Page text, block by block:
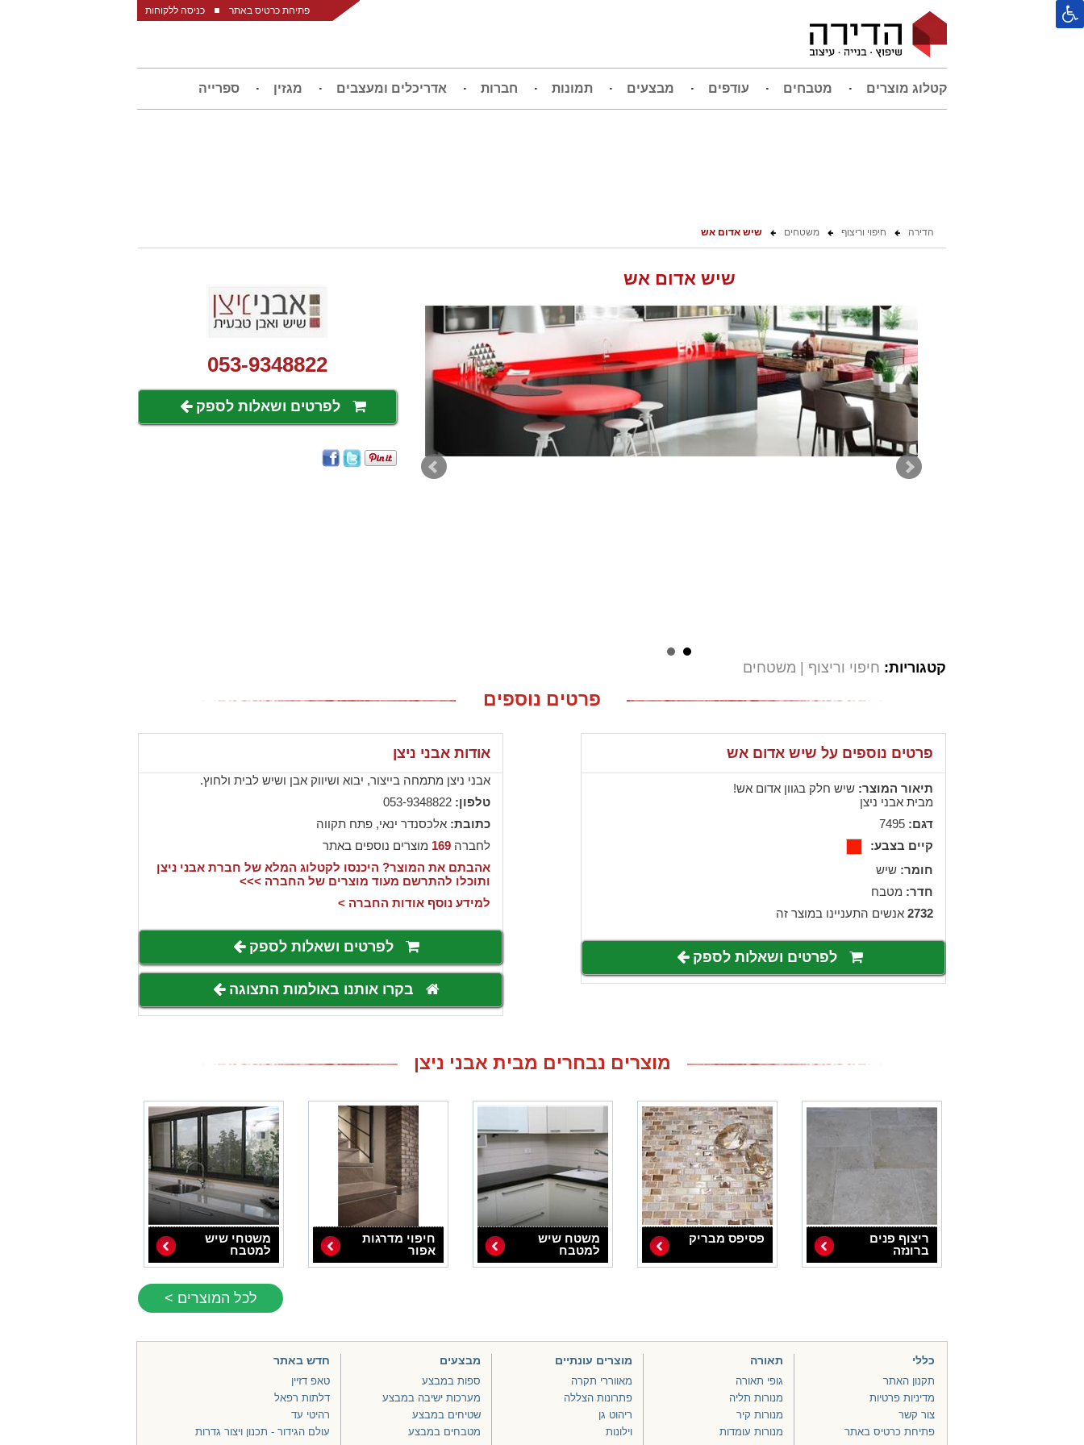
פתיחת כרטיס באתר כניסה ללקוחות
קטלוג מוצרים מטבחים עודפים מבצעים תמונות חברות אדריכלים ומעצבים מגזין ספרייה
הדירה חיפוי וריצוף משטחים שיש אדום אש
שיש אדום אש
053-9348822
לפרטים ושאלות לספק
קטגוריות: חיפוי וריצוף משטחים
פרטים נוספים
פרטים נוספים על שיש אדום אש
תיאור המוצר: שיש חלק בגוון אדום אש!
מבית אבני ניצן
דגם: 7495
קיים בצבע:
חומר: שיש
חדר: מטבח
2732 אנשים התעניינו במוצר זה
לפרטים ושאלות לספק
אודות אבני ניצן
אבני ניצן מתמחה בייצור, יבוא ושיווק אבן ושיש לבית ולחוץ.
טלפון:053-9348822
כתובת:אלכסנדר ינאי, פתח תקווה
לחברה169 מוצרים נוספים באתר
אהבתם את המוצר? היכנסו לקטלוג המלא של חברת אבני ניצן
ותוכלו להתרשם מעוד מוצרים של החברה >>>
למידע נוסף אודות החברה >
לפרטים ושאלות לספק
בקרו אותנו באולמות התצוגה
מוצרים נבחרים מבית אבני ניצן
ריצוף פנים
ברונזה
פסיפס מבריק
משטח שיש
למטבח
חיפוי מדרגות
אפור
משטחי שיש
למטבח
לכל המוצרים >
כללי
תקנון האתר
מדיניות פרטיות
צור קשר
פתיחת כרטיס באתר
תאורה
גופי תאורה
מנורות תליה
מנורות קיר
מנורות עומדות
מוצרים עונתיים
מאווררי תקרה
פתרונות הצללה
ריהוט גן
וילונות
מבצעים
ספות במבצע
מערכות ישיבה במבצע
שטיחים במבצע
מטבחים במבצע
חדש באתר
טאפ דזיין
דלתות רפאל
רהיטי עד
עולם הגידור - תכנון ויצור גדרות